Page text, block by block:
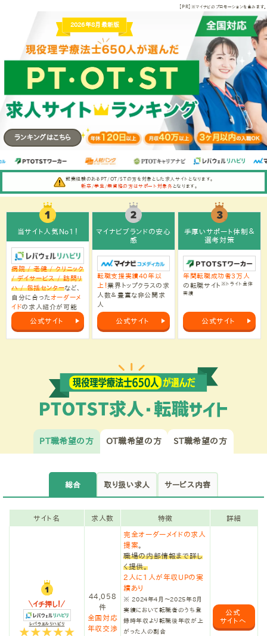
PT・OT・ST求人サイトランキン
【PR】 ※マイナビのプロモーションを含みます。
ランキングはこちら
2026年8月 最新版
就業経験のあるPT/OT/STの方を対象とした求人サイトとなります。
新卒/学生/無資格の方はサポート対象外 となります。
当サイト人気No1！
病院 / 老健 / クリニック
/ デイサービス / 訪問リ
ハ / 包括センターなど、
自分に合ったオーダーメ
イドの求人紹介が可能
公式サイト
マイナビブランドの安心
感
転職支援実績40年以
上！業界トップクラスの求
人数＆豊富な非公開求
人
公式サイト
手厚いサポート体制＆
選考対策
年間転職成功者3万人
の転職サイト ※トライト全体
実績
公式サイト
PT職希望の方 OT職希望の方 ST職希望の方
総合 取り扱い求人 サービス内容
サイト名 求人数 特徴 詳細
イチ押し！
レバウェルリハビリ
44,058
件
全国対応
年収交渉
完全オーダーメイドの求人
提案
職場の内部情報まで詳し
く提供。
2人に1人が年収UPの実
績あり
※ 2024年4月〜2025年8月
実績において転職者のうち登
録時年収より転職後年収が上
がった人の割合
公式
サイトへ